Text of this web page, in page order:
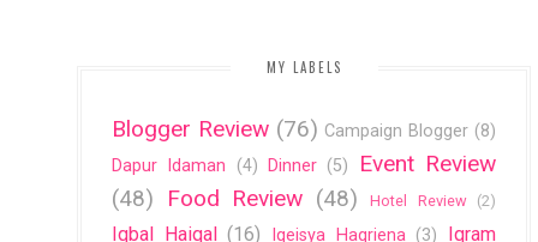
MY LABELS
Blogger Review (76) Campaign Blogger (8)
Dapur Idaman
(4) Dinner (5)
Event Review
(48)
Food Review (48) Hotel Review (2)
Iqbal Haiqal (16) Iqeisya Haqriena (3) Iqram